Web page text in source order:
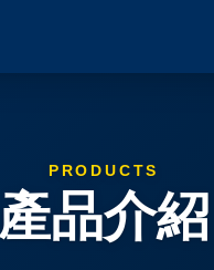
PRODUCTS
產品介紹